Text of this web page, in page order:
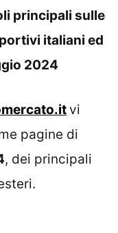
principali sulle
italiani ed
2024
vi
pagine di
, dei principali